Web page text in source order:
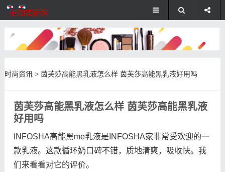
时尚资讯> 茵芙莎高能黑乳液怎么样 茵芙莎高能黑乳液好用吗
茵芙莎高能黑乳液怎么样 茵芙莎高能黑乳液
好用吗
INFOSHA高能黑me乳液是INFOSHA家非常受欢迎的一
款乳液。这款循环奶口碑不错，质地清爽，吸收快。我
们来看看对它的评价。